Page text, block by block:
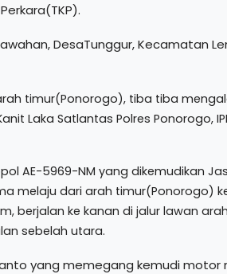
DesaTunggur, Kecamatan
timur(Ponorogo), tiba tiba
Laka Satlantas Polres Ponorogo,
AE-5969-NM yang dikemudikan
melaju dari arah timur(Ponorogo)
berjalan ke kanan di jalur lawan
sebelah utara.
yang memegang kemudi motor